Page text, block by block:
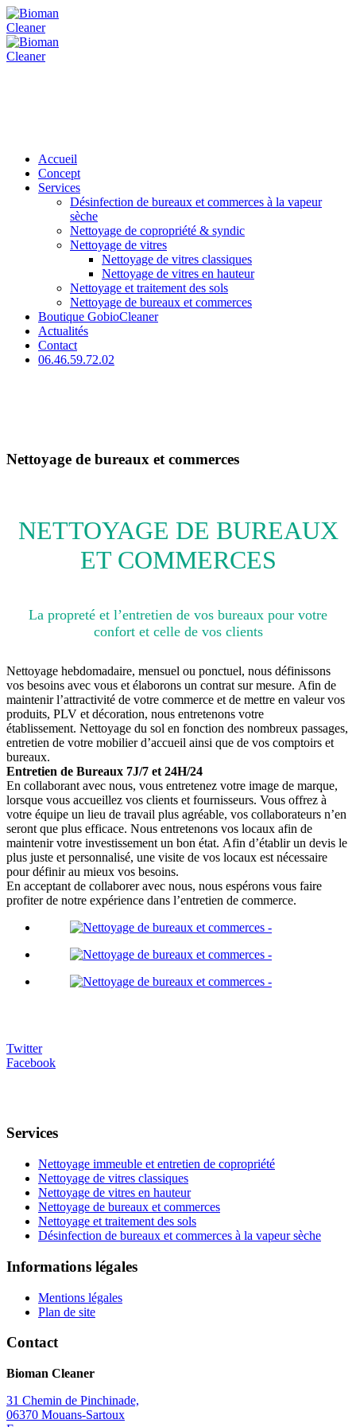
Accueil
Concept
Services
Désinfection de bureaux et commerces à la vapeur
sèche
Nettoyage de copropriété & syndic
Nettoyage de vitres
Nettoyage de vitres classiques
Nettoyage de vitres en hauteur
Nettoyage et traitement des sols
Nettoyage de bureaux et commerces
Boutique GobioCleaner
Actualités
Contact
06.46.59.72.02
Nettoyage de bureaux et commerces
NETTOYAGE DE BUREAUX
ET COMMERCES
La propreté et l’entretien de vos bureaux pour votre
confort et celle de vos clients
Nettoyage hebdomadaire, mensuel ou ponctuel, nous définissons
vos besoins avec vous et élaborons un contrat sur mesure. Afin de
maintenir l’attractivité de votre commerce et de mettre en valeur vos
produits, PLV et décoration, nous entretenons votre
établissement. Nettoyage du sol en fonction des nombreux passages,
entretien de votre mobilier d’accueil ainsi que de vos comptoirs et
bureaux.
Entretien de Bureaux 7J/7 et 24H/24
En collaborant avec nous, vous entretenez votre image de marque,
lorsque vous accueillez vos clients et fournisseurs. Vous offrez à
votre équipe un lieu de travail plus agréable, vos collaborateurs n’en
seront que plus efficace. Nous entretenons vos locaux afin de
maintenir votre investissement un bon état. Afin d’établir un devis le
plus juste et personnalisé, une visite de vos locaux est nécessaire
pour définir au mieux vos besoins.
En acceptant de collaborer avec nous, nous espérons vous faire
profiter de notre expérience dans l’entretien de commerce.
Twitter
Facebook
Services
Nettoyage immeuble et entretien de copropriété
Nettoyage de vitres classiques
Nettoyage de vitres en hauteur
Nettoyage de bureaux et commerces
Nettoyage et traitement des sols
Désinfection de bureaux et commerces à la vapeur sèche
Informations légales
Mentions légales
Plan de site
Contact
Bioman Cleaner
31 Chemin de Pinchinade,
06370 Mouans-Sartoux